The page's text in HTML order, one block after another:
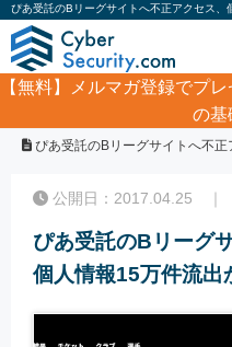
【無料】
メルマガ登録でプ
の基
サイバーセキュリ
ぴあ受託のBリーグサイトへ不
公開日：2017.04.25 ｜
ぴあ受託のBリーグ
個人情報15万件流出